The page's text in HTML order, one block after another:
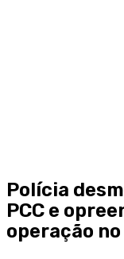
Polícia
PCC e
operação